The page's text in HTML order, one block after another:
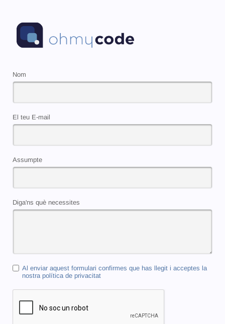
Nom
El teu E-mail
Assumpte
Diga'ns què necessites
Al enviar aquest formulari confirmes que has llegit i acceptes la
nostra política de privacitat